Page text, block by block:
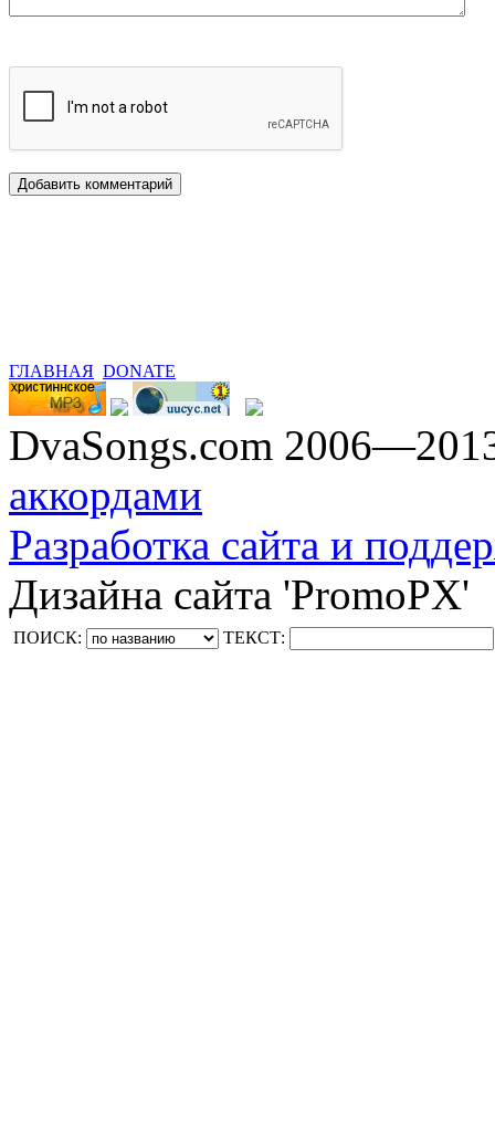
ГЛАВНАЯ DONATE
DvaSongs.com
аккордами
Разработка сайта и
Дизайна сайта 'PromoPX'
ПОИСК: ТЕКСТ: